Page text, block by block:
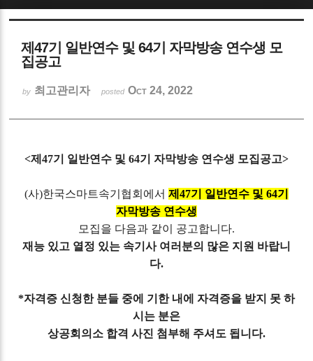
제47기 일반연수 및 64기 자막방송 연수생 모
집공고
by 최고관리자 posted Oct 24, 2022
<제47기 일반연수 및 64기 자막방송 연수생 모집공고>
(사)한국스마트속기협회에서 제47기 일반연수 및 64기
자막방송 연수생
모집을 다음과 같이 공고합니다.
재능 있고 열정 있는 속기사 여러분의 많은 지원 바랍니
다.
*자격증 신청한 분들 중에 기한 내에 자격증을 받지 못 하
시는 분은
상공회의소 합격 사진 첨부해 주셔도 됩니다.
Sketchbook5, 스케치북5
Sketchbook5, 스케치북5